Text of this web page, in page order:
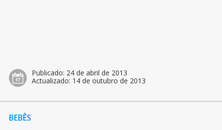
Publicado: 24 de abril de 2013
Actualizado: 14 de outubro de 2013
BEBÊS